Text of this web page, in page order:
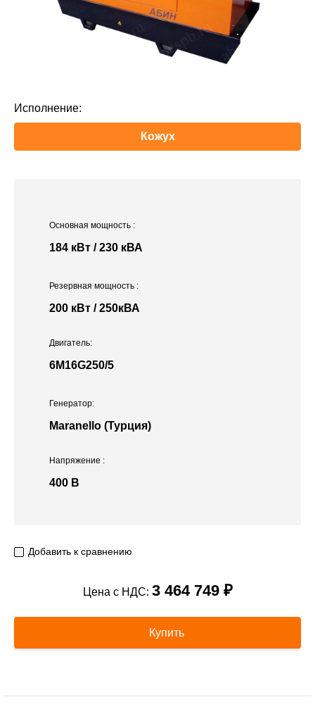
Исполнение:
Кожух
Основная мощность :
184 кВт / 230 кВА
Двигатель:
6M16G250/5
Напряжение :
400 В
Резервная мощность :
200 кВт / 250кВА
Генератор:
Maranello (Турция)
Добавить к сравнению
Цена с НДС: 3 464 749 ₽
Купить